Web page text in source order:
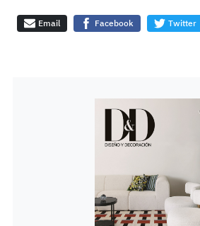
Email Facebook Twitter